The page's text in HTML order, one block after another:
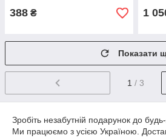
388 ₴ 1
Показати
1 / 3
Зробіть незабутній подарунок до будь-
Ми працюємо з усією Україною.